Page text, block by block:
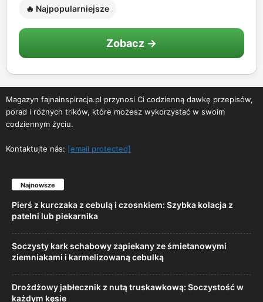
🔥 Najpopularniejsze
Zobacz →
Magazyn fajnainspiracja.pl przynosi Ci codzienną dawkę przepisów,
porad i różnych trików, które możesz wykorzystać w swoim
codziennym życiu.
Kontaktujte nás: [email protected]
Najnowsze
Pierś z kurczaka z cebulą i czosnkiem: Szybka kolacja z
patelni lub piekarnika
Soczysty kark schabowy zapiekany ze śmietanowymi
ziemniakami i karmelizowaną cebulką
Drożdżowy jabłecznik z nutą truskawkową: Soczystość w
każdym kęsie